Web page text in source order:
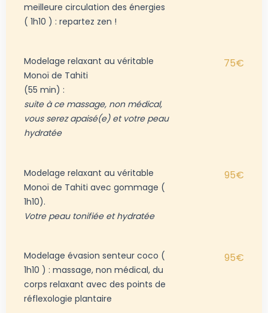
meilleure circulation des énergies
( 1h10 ) : repartez zen !
Modelage relaxant au véritable
Monoï de Tahiti
(55 min) :
suite à ce massage, non médical,
vous serez apaisé(e) et votre peau
hydratée
75€
Modelage relaxant au véritable
Monoï de Tahiti avec gommage (
1h10).
Votre peau tonifiée et hydratée
95€
Modelage évasion senteur coco (
1h10 ) : massage, non médical, du
corps relaxant avec des points de
réflexologie plantaire
95€